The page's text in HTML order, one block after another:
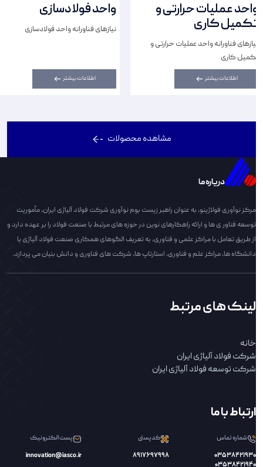
واحد عملیات حرارتی و
تکمیل کاری
نیازهای فناورانه واحد عملیات حرارتی و
تکمیل کاری
اطلاعات بیشتر
واحد فولادسازی
نیازهای فناورانه واحد فولادسازی
اطلاعات بیشتر
مشاهده محصولات
دریاره ما
مرکز نوآوری فولاژینو، به عنوان راهبر زیست بوم نوآوری شرکت فولاد آلیاژی ایران، مأموریت
توسعه فناور ی ها و ارائه راهکارهای نوین در حوزه های مرتبط با صنعت فولاد را بر عهده دارد و
از طریق تعامل با مراکز علمی و فناوری، به تعریف الگوهای همکاری صنعت فولاد آلیاژی با
دانشگاه ها، مراکز علم و فناوری، استارتاپ ها، شرکت های فناوری و دانش بنیان می پردازد.
لینک های مرتبط
خانه
شرکت فولاد آلیاژی ایران
شرکت توسعه فولاد آلیاژی ایران
ارتباط با ما
شماره تماس
03538421930
03538421940
کدپستی
8917697998
پست الکترونیک
innovation@iasco.ir